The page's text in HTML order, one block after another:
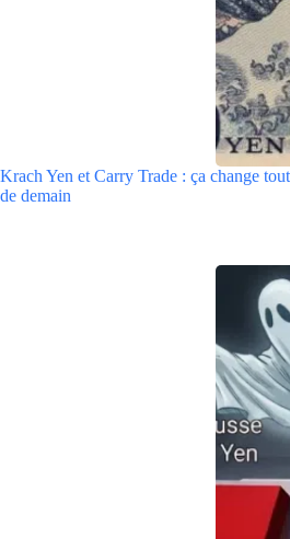
Krach Yen et Carry Trade : ça change
de demain